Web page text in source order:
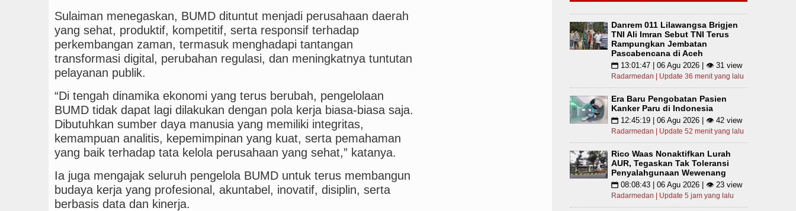
Sulaiman menegaskan, BUMD dituntut menjadi perusahaan daerah
yang sehat, produktif, kompetitif, serta responsif terhadap
perkembangan zaman, termasuk menghadapi tantangan
transformasi digital, perubahan regulasi, dan meningkatnya tuntutan
pelayanan publik.
“Di tengah dinamika ekonomi yang terus berubah, pengelolaan
BUMD tidak dapat lagi dilakukan dengan pola kerja biasa-biasa saja.
Dibutuhkan sumber daya manusia yang memiliki integritas,
kemampuan analitis, kepemimpinan yang kuat, serta pemahaman
yang baik terhadap tata kelola perusahaan yang sehat,” katanya.
Ia juga mengajak seluruh pengelola BUMD untuk terus membangun
budaya kerja yang profesional, akuntabel, inovatif, disiplin, serta
berbasis data dan kinerja.
Danrem 011 Lilawangsa Brigjen
TNI Ali Imran Sebut TNI Terus
Rampungkan Jembatan
Pascabencana di Aceh
📅 13:01:47 | 06 Agu 2026 | 👁 31 view
Radarmedan | Update 36 menit yang lalu
Era Baru Pengobatan Pasien
Kanker Paru di Indonesia
📅 12:45:19 | 06 Agu 2026 | 👁 42 view
Radarmedan | Update 52 menit yang lalu
Rico Waas Nonaktifkan Lurah
AUR, Tegaskan Tak Toleransi
Penyalahgunaan Wewenang
📅 08:08:43 | 06 Agu 2026 | 👁 23 view
Radarmedan | Update 5 jam yang lalu